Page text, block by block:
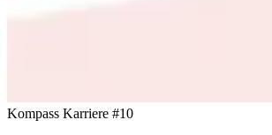
Kompass Karriere #10